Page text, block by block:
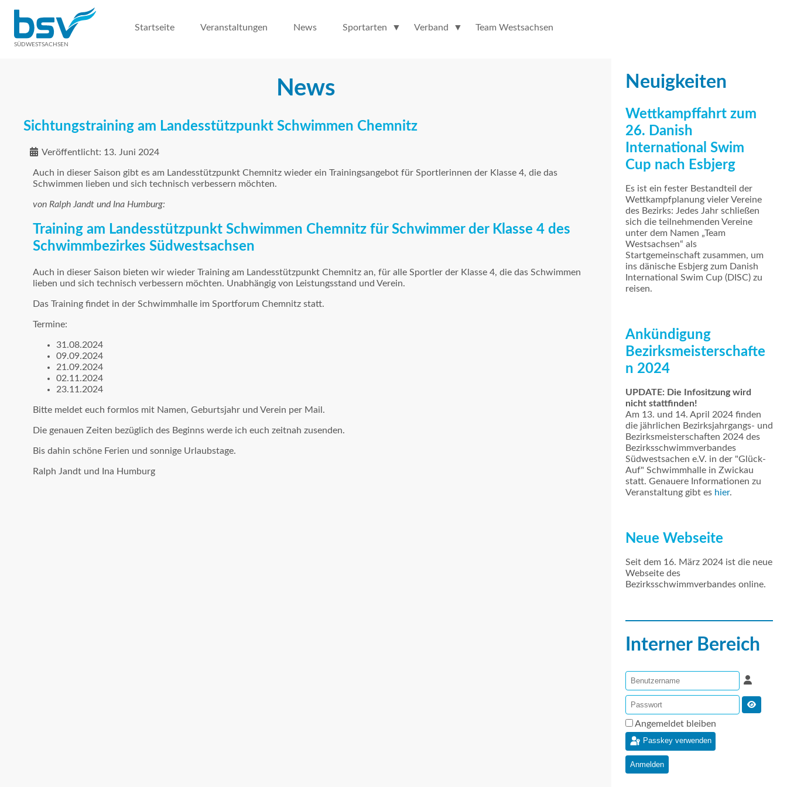
SÜDWESTSACHSEN
Startseite Veranstaltungen News Sportarten Verband Team Westsachsen
News
Sichtungstraining am Landesstützpunkt Schwimmen Chemnitz
Veröffentlicht: 13. Juni 2024
Auch in dieser Saison gibt es am Landesstützpunkt Chemnitz wieder ein Trainingsangebot für Sportlerinnen der Klasse 4, die das
Schwimmen lieben und sich technisch verbessern möchten.
von Ralph Jandt und Ina Humburg:
Training am Landesstützpunkt Schwimmen Chemnitz für Schwimmer der Klasse 4 des
Schwimmbezirkes Südwestsachsen
Auch in dieser Saison bieten wir wieder Training am Landesstützpunkt Chemnitz an, für alle Sportler der Klasse 4, die das Schwimmen
lieben und sich technisch verbessern möchten. Unabhängig von Leistungsstand und Verein.
Das Training findet in der Schwimmhalle im Sportforum Chemnitz statt.
Termine:
31.08.2024
09.09.2024
21.09.2024
02.11.2024
23.11.2024
Bitte meldet euch formlos mit Namen, Geburtsjahr und Verein per Mail.
Die genauen Zeiten bezüglich des Beginns werde ich euch zeitnah zusenden.
Bis dahin schöne Ferien und sonnige Urlaubstage.
Ralph Jandt und Ina Humburg
Neuigkeiten
Wettkampffahrt zum
26. Danish
International Swim
Cup nach Esbjerg
Es ist ein fester Bestandteil der
Wettkampfplanung vieler Vereine
des Bezirks: Jedes Jahr schließen
sich die teilnehmenden Vereine
unter dem Namen „Team
Westsachsen“ als
Startgemeinschaft zusammen, um
ins dänische Esbjerg zum Danish
International Swim Cup (DISC) zu
reisen.
Ankündigung
Bezirksmeisterschafte
n 2024
UPDATE: Die Infositzung wird
nicht stattfinden!
Am 13. und 14. April 2024 finden
die jährlichen Bezirksjahrgangs- und
Bezirksmeisterschaften 2024 des
Bezirksschwimmverbandes
Südwestsachen e.V. in der "Glück-
Auf" Schwimmhalle in Zwickau
statt. Genauere Informationen zu
Veranstaltung gibt es hier.
Neue Webseite
Seit dem 16. März 2024 ist die neue
Webseite des
Bezirksschwimmverbandes online.
Interner Bereich
Angemeldet bleiben
Passkey verwenden
Anmelden